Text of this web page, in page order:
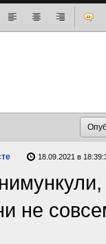
18.09.2021 в
не